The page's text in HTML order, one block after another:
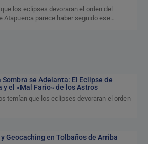
los eclipses devoraran el orden del
Atapuerca parece haber seguido ese…
Sombra se Adelanta: El Eclipse de
y el «Mal Fario» de los Astros
temían que los eclipses devoraran el orden
Geocaching en Tolbaños de Arriba